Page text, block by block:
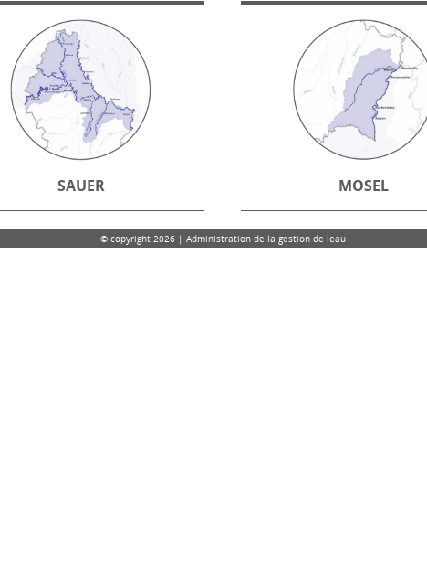
SAUER MOSEL
© copyright 2026 | Administration de la gestion de leau